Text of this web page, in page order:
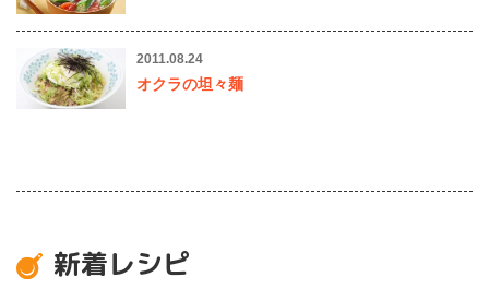
2011.08.24
オクラの坦々麺
新着レシピ